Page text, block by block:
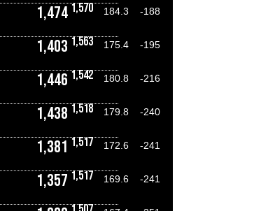
1,474 1,570 184.3
-188
1,403 1,563 175.4
-195
1,446 1,542 180.8
-216
1,438 1,518 179.8
-240
1,381 1,517 172.6
-241
1,357 1,517 169.6
-241